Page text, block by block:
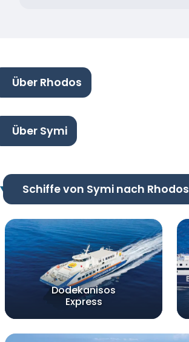
Über Rhodos
Über Symi
Schiffe von Symi nach Rhodos
Dodekanisos
Express